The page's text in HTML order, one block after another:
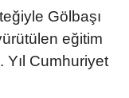
Gölbaşı
eğitim
Yıl Cumhuriyet